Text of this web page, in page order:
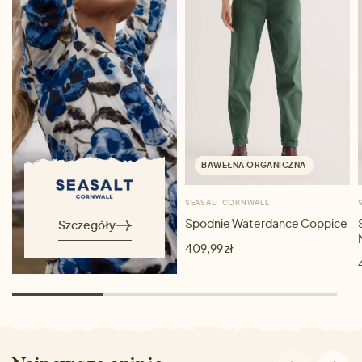
Szczegóły
BAWEŁNA ORGANICZNA
SEASALT CORNWALL
Spodnie Waterdance Coppice
409,99 zł